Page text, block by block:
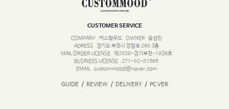
CUSTOMER SERVICE
COMPANY
커스텀무드 OWNER
윤성민
ADRESS
경기도 부천시 장말로 260 3층
MAIL ORDER LICENSE
제2020-경기부천-1936호
BUSINESS LICENSE 271-02-01565
EMAIL
custommood@naver.com
GUIDE / REVIEW / DELIVERY / PC VER